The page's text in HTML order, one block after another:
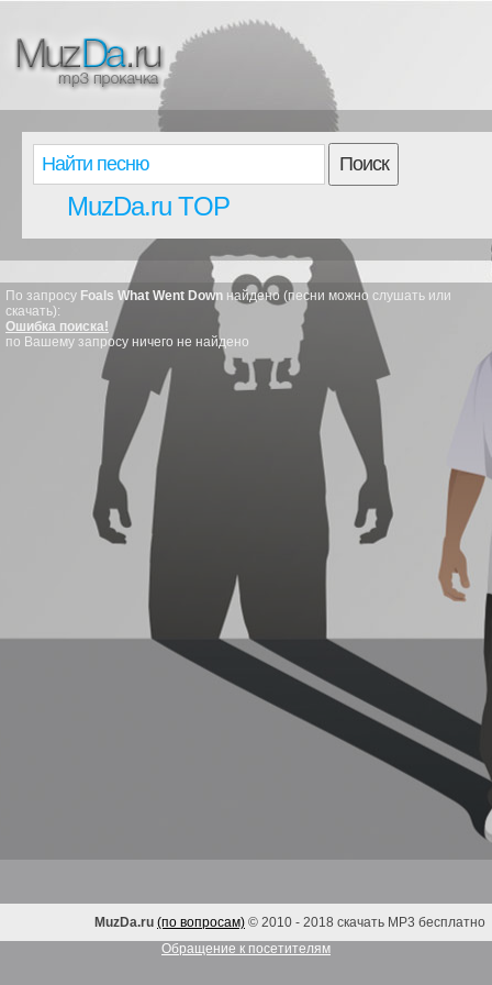
Поиск
MuzDa.ru TOP
По запросу Foals What Went Down найдено (песни можно слушать или
скачать):
Ошибка поиска!
по Вашему запросу ничего не найдено
MuzDa.ru (по вопросам) © 2010 - 2018 скачать MP3 бесплатно
Обращение к посетителям